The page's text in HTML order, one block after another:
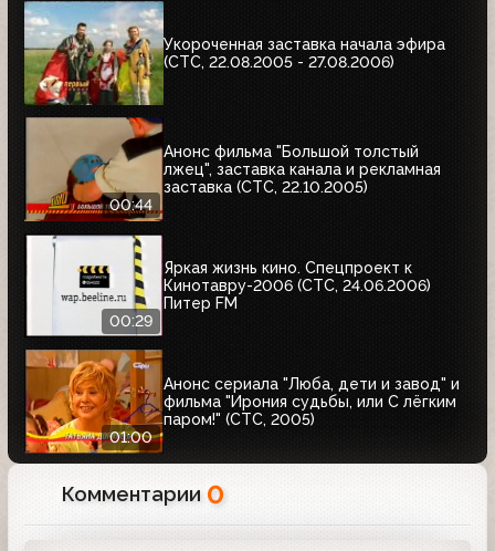
Укороченная заставка начала эфира
(СТС, 22.08.2005 - 27.08.2006)
00:44
Анонс фильма "Большой толстый
лжец", заставка канала и рекламная
заставка (СТС, 22.10.2005)
00:29
Яркая жизнь кино. Спецпроект к
Кинотавру-2006 (СТС, 24.06.2006)
Питер FM
01:00
Анонс сериала "Люба, дети и завод" и
фильма "Ирония судьбы, или С лёгким
паром!" (СТС, 2005)
Комментарии 0